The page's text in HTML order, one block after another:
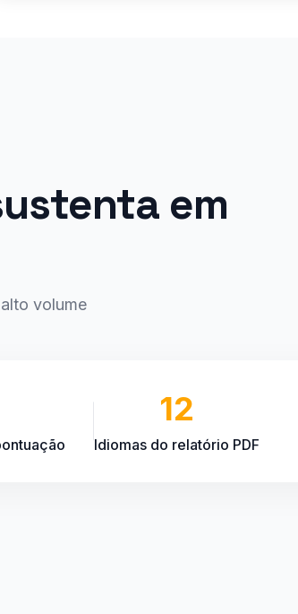
em
volume
12
Idiomas do relatório PDF